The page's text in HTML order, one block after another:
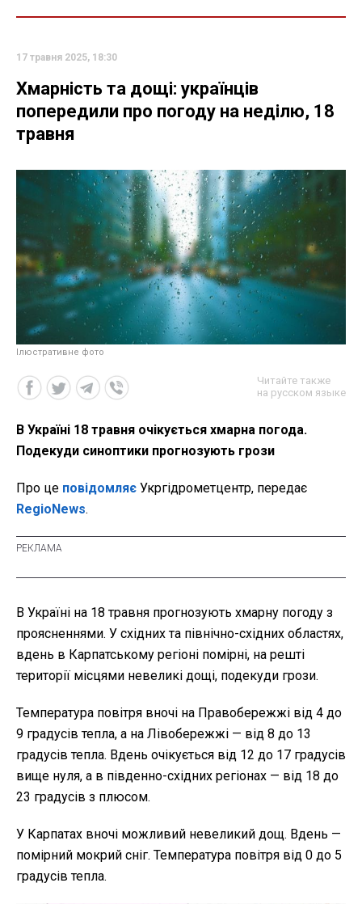
17 травня 2025, 18:30
Хмарність та дощі: українців
попередили про погоду на неділю, 18
травня
Ілюстративне фото
Читайте также
на русском языке
В Україні 18 травня очікується хмарна погода.
Подекуди синоптики прогнозують грози
Про це повідомляє Укргідрометцентр, передає
RegioNews.
В Україні на 18 травня прогнозують хмарну погоду з
проясненнями. У східних та північно-східних областях,
вдень в Карпатському регіоні помірні, на решті
території місцями невеликі дощі, подекуди грози.
Температура повітря вночі на Правобережжі від 4 до
9 градусів тепла, а на Лівобережжі — від 8 до 13
градусів тепла. Вдень очікується від 12 до 17 градусів
вище нуля, а в південно-східних регіонах — від 18 до
23 градусів з плюсом.
У Карпатах вночі можливий невеликий дощ. Вдень —
помірний мокрий сніг. Температура повітря від 0 до 5
градусів тепла.